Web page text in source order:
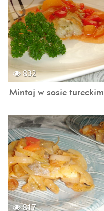
832
Mintaj w sosie tureckim
817